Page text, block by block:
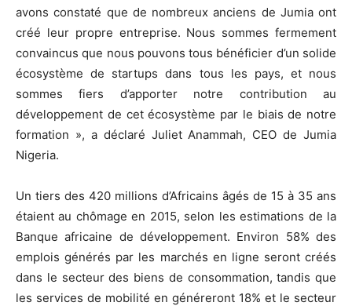
avons constaté que de nombreux anciens de Jumia ont
créé leur propre entreprise. Nous sommes fermement
convaincus que nous pouvons tous bénéficier d’un solide
écosystème de startups dans tous les pays, et nous
sommes fiers d’apporter notre contribution au
développement de cet écosystème par le biais de notre
formation », a déclaré Juliet Anammah, CEO de Jumia
Nigeria.
Un tiers des 420 millions d’Africains âgés de 15 à 35 ans
étaient au chômage en 2015, selon les estimations de la
Banque africaine de développement. Environ 58% des
emplois générés par les marchés en ligne seront créés
dans le secteur des biens de consommation, tandis que
les services de mobilité en généreront 18% et le secteur